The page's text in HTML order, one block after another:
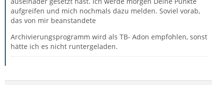
aufgreifen und mich nochmals dazu melden. Soviel vorab,
das von mir beanstandete
Archivierungsprogramm wird als TB- Adon empfohlen, sonst
hätte ich es nicht runtergeladen.